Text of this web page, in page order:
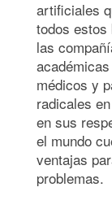
artificiales
todos estos
las
médicos y
radicales
en sus
el mundo
ventajas
problemas.